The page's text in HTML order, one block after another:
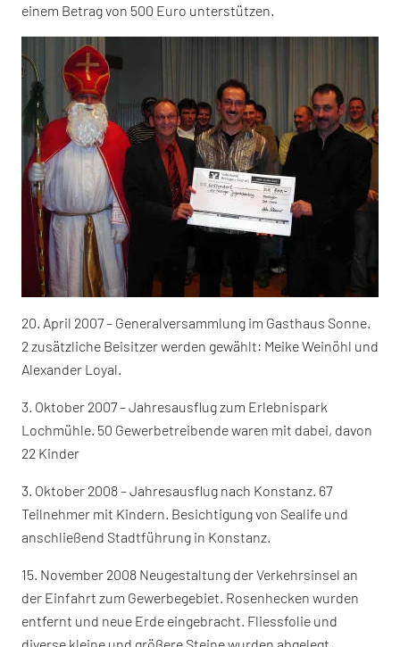
einem Betrag von 500 Euro unterstützen.
20. April 2007 – Generalversammlung im Gasthaus Sonne.
2 zusätzliche Beisitzer werden gewählt: Meike Weinöhl und
Alexander Loyal.
3. Oktober 2007 – Jahresausflug zum Erlebnispark
Lochmühle. 50 Gewerbetreibende waren mit dabei, davon
22 Kinder
3. Oktober 2008 – Jahresausflug nach Konstanz. 67
Teilnehmer mit Kindern. Besichtigung von Sealife und
anschließend Stadtführung in Konstanz.
15. November 2008 Neugestaltung der Verkehrsinsel an
der Einfahrt zum Gewerbegebiet. Rosenhecken wurden
entfernt und neue Erde eingebracht. Fliessfolie und
diverse kleine und größere Steine wurden abgelegt.